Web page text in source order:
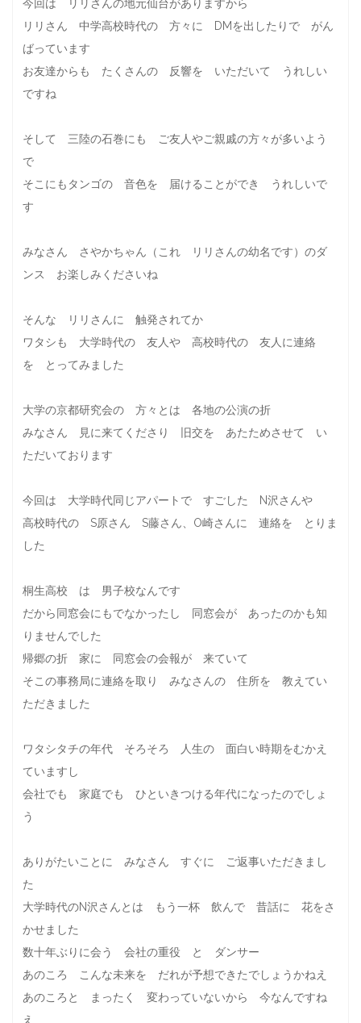
今回は リリさんの地元仙台がありますから
リリさん 中学高校時代の 方々に DMを出したりで がん
ばっています
お友達からも たくさんの 反響を いただいて うれしい
ですね
そして 三陸の石巻にも ご友人やご親戚の方々が多いよう
で
そこにもタンゴの 音色を 届けることができ うれしいで
す
みなさん さやかちゃん（これ リリさんの幼名です）のダ
ンス お楽しみくださいね
そんな リリさんに 触発されてか
ワタシも 大学時代の 友人や 高校時代の 友人に連絡
を とってみました
大学の京都研究会の 方々とは 各地の公演の折
みなさん 見に来てくださり 旧交を あたためさせて い
ただいております
今回は 大学時代同じアパートで すごした N沢さんや
高校時代の S原さん S藤さん、O崎さんに 連絡を とりま
した
桐生高校 は 男子校なんです
だから同窓会にもでなかったし 同窓会が あったのかも知
りませんでした
帰郷の折 家に 同窓会の会報が 来ていて
そこの事務局に連絡を取り みなさんの 住所を 教えてい
ただきました
ワタシタチの年代 そろそろ 人生の 面白い時期をむかえ
ていますし
会社でも 家庭でも ひといきつける年代になったのでしょ
う
ありがたいことに みなさん すぐに ご返事いただきまし
た
大学時代のN沢さんとは もう一杯 飲んで 昔話に 花をさ
かせました
数十年ぶりに会う 会社の重役 と ダンサー
あのころ こんな未来を だれが予想できたでしょうかねえ
あのころと まったく 変わっていないから 今なんですね
え